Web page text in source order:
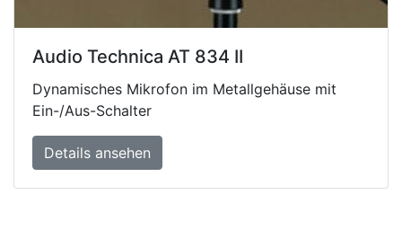
Audio Technica AT 834 II
Dynamisches Mikrofon im Metallgehäuse mit
Ein-/Aus-Schalter
Details ansehen